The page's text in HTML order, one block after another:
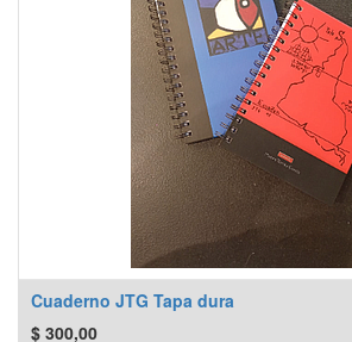
Cuaderno JTG Tapa dura
$ 300,00